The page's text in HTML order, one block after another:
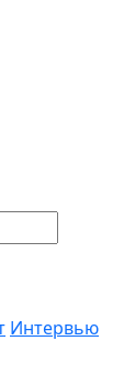
Интервью